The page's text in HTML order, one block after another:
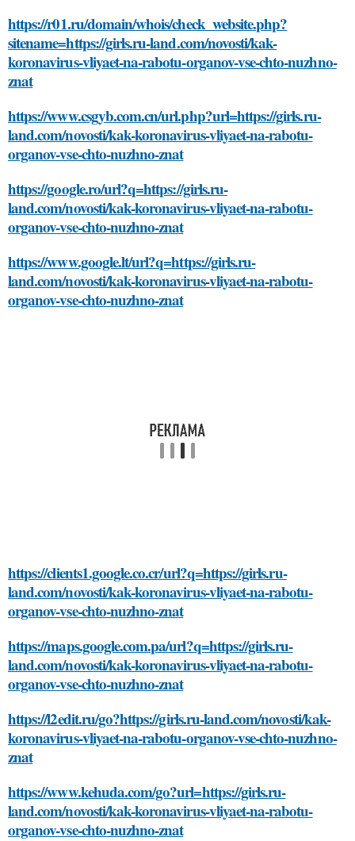
https://r01.ru/domain/whois/check_website.php?
sitename=https://girls.ru-land.com/novosti/kak-
koronavirus-vliyaet-na-rabotu-organov-vse-chto-nuzhno-
znat
https://www.csgyb.com.cn/url.php?url=https://girls.ru-
land.com/novosti/kak-koronavirus-vliyaet-na-rabotu-
organov-vse-chto-nuzhno-znat
https://google.ro/url?q=https://girls.ru-
land.com/novosti/kak-koronavirus-vliyaet-na-rabotu-
organov-vse-chto-nuzhno-znat
https://www.google.lt/url?q=https://girls.ru-
land.com/novosti/kak-koronavirus-vliyaet-na-rabotu-
organov-vse-chto-nuzhno-znat
https://clients1.google.co.cr/url?q=https://girls.ru-
land.com/novosti/kak-koronavirus-vliyaet-na-rabotu-
organov-vse-chto-nuzhno-znat
https://maps.google.com.pa/url?q=https://girls.ru-
land.com/novosti/kak-koronavirus-vliyaet-na-rabotu-
organov-vse-chto-nuzhno-znat
https://l2edit.ru/go?https://girls.ru-land.com/novosti/kak-
koronavirus-vliyaet-na-rabotu-organov-vse-chto-nuzhno-
znat
https://www.kehuda.com/go?url=https://girls.ru-
land.com/novosti/kak-koronavirus-vliyaet-na-rabotu-
organov-vse-chto-nuzhno-znat